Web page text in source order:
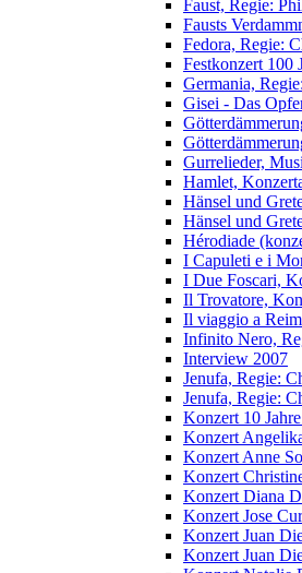
Faust, Regie:
Fausts
Fedora, Regie:
Festkonzert 100
Germania,
Gisei - Das
Gurrelieder,
Hamlet,
Hänsel und
Hänsel und
Hérodiade
I Capuleti e i
I Due Foscari,
Il Trovatore,
Il viaggio a
Infinito Nero,
Interview 2007
Jenufa, Regie:
Jenufa, Regie:
Konzert 10
Konzert
Konzert Anne
Konzert
Konzert Diana
Konzert Jose
Konzert Juan
Konzert Juan